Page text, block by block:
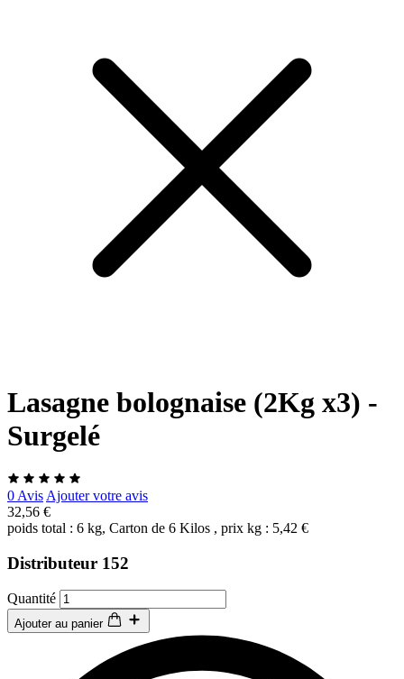
Lasagne bolognaise (2Kg x3) -
Surgelé
0 Avis Ajouter votre avis
32,56 €
poids total : 6 kg, Carton de 6 Kilos , prix kg : 5,42 €
Distributeur 152
Quantité
Ajouter au panier